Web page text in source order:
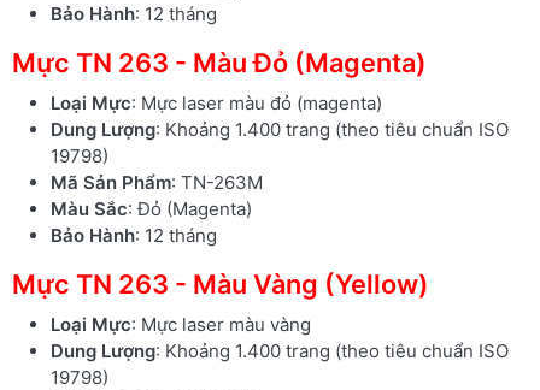
Bảo Hành: 12 tháng
Mực TN 263 - Màu Đỏ (Magenta)
Loại Mực: Mực laser màu đỏ (magenta)
Dung Lượng: Khoảng 1.400 trang (theo tiêu chuẩn ISO
19798)
Mã Sản Phẩm: TN-263M
Màu Sắc: Đỏ (Magenta)
Bảo Hành: 12 tháng
Mực TN 263 - Màu Vàng (Yellow)
Loại Mực: Mực laser màu vàng
Dung Lượng: Khoảng 1.400 trang (theo tiêu chuẩn ISO
19798)